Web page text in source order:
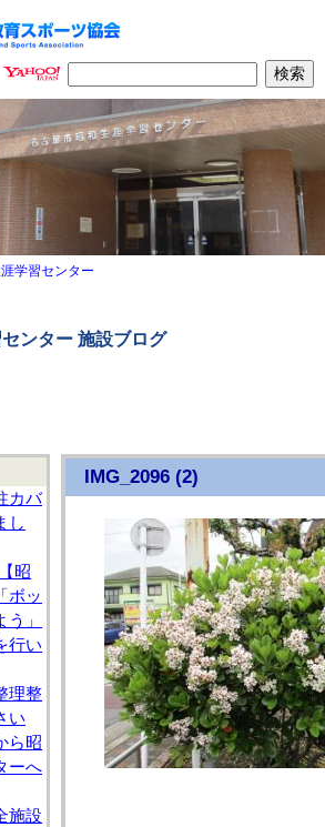
学習センター
ンター 施設ブログ
カバ
し
昭
ボッ
」
行い
理整
い
ら昭
ーへ
施設
IMG_2096 (2)